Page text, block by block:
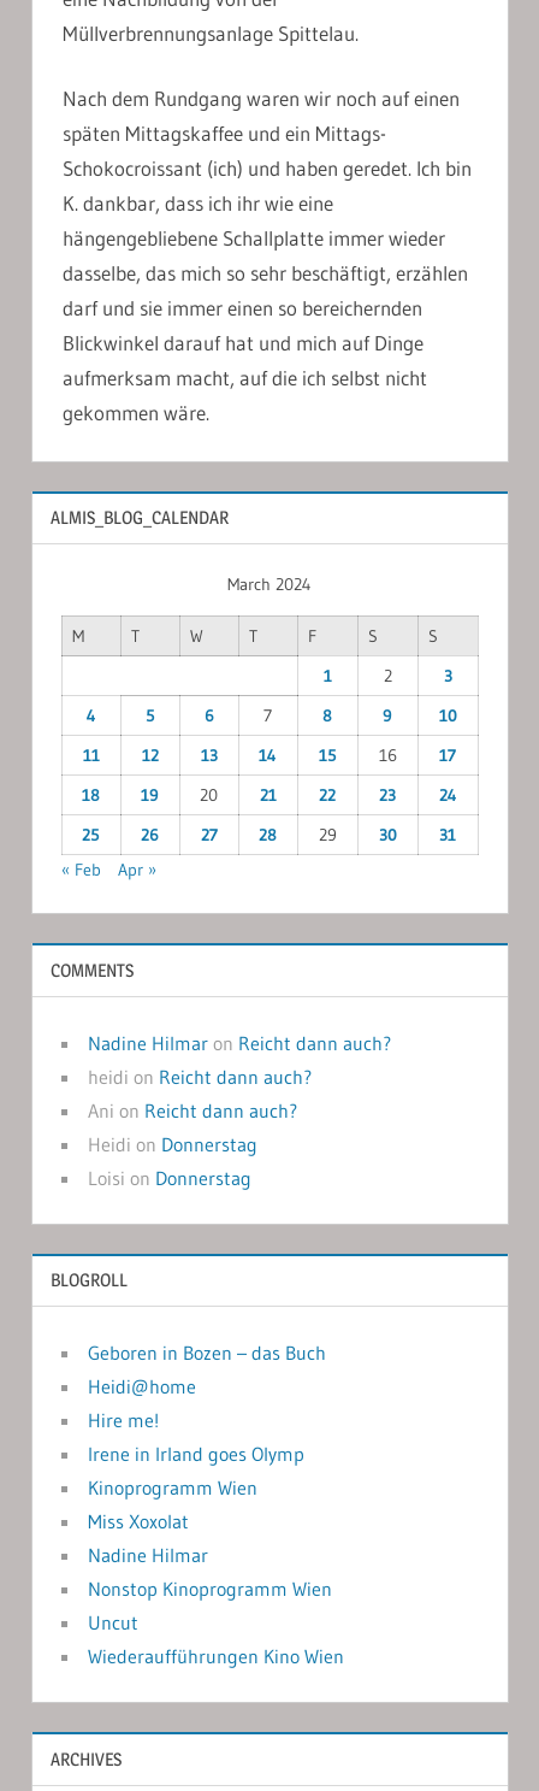
Müllverbrennungsanlage Spittelau.
Nach dem Rundgang waren wir noch auf einen
späten Mittagskaffee und ein Mittags-
Schokocroissant (ich) und haben geredet. Ich bin
K. dankbar, dass ich ihr wie eine
hängengebliebene Schallplatte immer wieder
dasselbe, das mich so sehr beschäftigt, erzählen
darf und sie immer einen so bereichernden
Blickwinkel darauf hat und mich auf Dinge
aufmerksam macht, auf die ich selbst nicht
gekommen wäre.
ALMIS_BLOG_CALENDAR
March 2024
M T W T F S
S
1
2
3
4
5 6 7 8 9
10
11
12 13 14 15 16
17
18
19 20 21 22 23
24
25
26 27 28 29 30
31
« Feb
Apr »
COMMENTS
Nadine Hilmaron Reicht dann auch?
heidi on Reicht dann auch?
Ani on Reicht dann auch?
Heidi on Donnerstag
Loisi on Donnerstag
BLOGROLL
Geboren in Bozen – das Buch
Heidi@home
Hire me!
Irene in Irland goes Olymp
Kinoprogramm Wien
Miss Xoxolat
Nadine Hilmar
Nonstop Kinoprogramm Wien
Uncut
Wiederaufführungen Kino Wien
ARCHIVES